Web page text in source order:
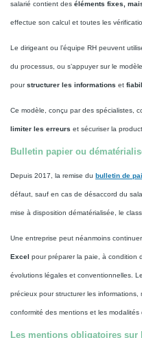
salarié contient des éléments fixes,
effectue son calcul et toutes les
Le dirigeant ou l’équipe RH peuvent
du processus, ou s’appuyer sur le
pourstructurer les informations et
Ce modèle, conçu par des spécialistes,
limiter les erreurs et sécuriser la
Bulletin papier ou
Depuis 2017, la remise du bulletin de
défaut, sauf en cas de désaccord du
mise à disposition dématérialisée, le
Une entreprise peut néanmoins
Excel pour préparer la paie, à condition
évolutions légales et conventionnelles.
précieux pour structurer les informations,
conformité des mentions et les modalités
Les mentions obligatoires sur